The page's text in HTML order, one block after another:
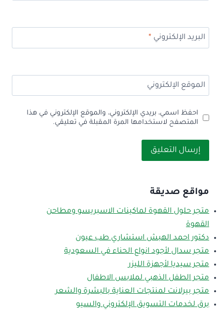
البريد الإلكتروني*
الموقع الإلكتروني
احفظ اسمي، بريدي الإلكتروني، والموقع الإلكتروني في هذا
المتصفح لاستخدامها المرة المقبلة في تعليقي.
مواقع صديقة
متجر حلول القهوة لماكينات الاسبريسو ومطاحن
القهوة
دكتور احمد الهبش استشاري طب عيون
متجر سدال لأجود انواع الحناء في السعودية
متجر سيديا لأجهزة الليزر
متجر الطفل الذهبي لملابس الاطفال
متجر بيرلانت لمنتجات العناية بالبشرة والشعر
برق لخدمات التسويق الإلكتروني والسيو